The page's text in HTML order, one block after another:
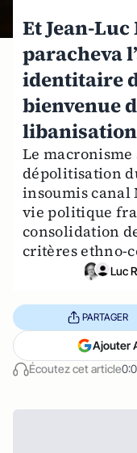
Et Jean-
paracheva
identitaire
bienvenue
Le macronisme
dépolitisation
insoumis canal
vie politique
consolidation
critères ethno-
Luc
Écoutez cet article
PARTAGER
Ajouter